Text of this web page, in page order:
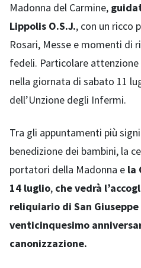
Madonna del Carmine,
Lippolis O.S.J., con un ricco
Rosari, Messe e momenti di
fedeli. Particolare
nella giornata di sabato 11
dell’Unzione degli Infermi.
Tra gli appuntamenti più
benedizione dei bambini, la
portatori della Madonna e la
14 luglio, che vedrà
reliquiario di San
venticinquesimo
canonizzazione.